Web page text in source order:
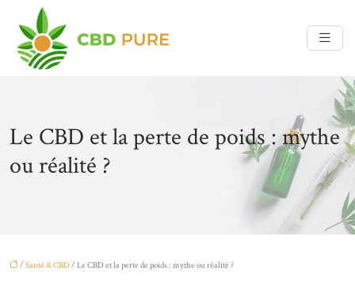
Le CBD et la perte de poids : mythe
ou réalité ?
/ Santé & CBD/ Le CBD et la perte de poids : mythe ou réalité ?